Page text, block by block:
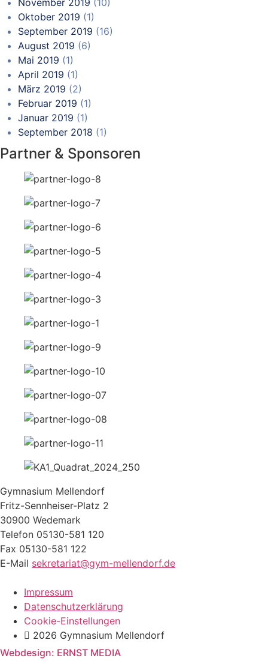
Oktober 2019 (1)
September 2019 (16)
August 2019 (6)
Mai 2019 (1)
April 2019 (1)
März 2019 (2)
Februar 2019 (1)
Januar 2019 (1)
September 2018 (1)
Partner & Sponsoren
Gymnasium Mellendorf
Fritz-Sennheiser-Platz 2
30900 Wedemark
Telefon 05130-581 120
Fax 05130-581 122
E-Mail sekretariat@gym-mellendorf.de
Impressum
Datenschutzerklärung
Cookie-Einstellungen
2026 Gymnasium Mellendorf
Webdesign: ERNST MEDIA